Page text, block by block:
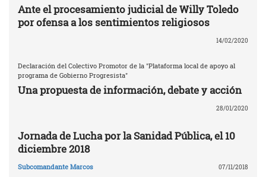
Ante el procesamiento judicial de Willy Toledo
por ofensa a los sentimientos religiosos
14/02/2020
Declaración del Colectivo Promotor de la "Plataforma local de apoyo al
programa de Gobierno Progresista"
Una propuesta de información, debate y acción
28/01/2020
Jornada de Lucha por la Sanidad Pública, el 10
diciembre 2018
Subcomandante Marcos 07/11/2018